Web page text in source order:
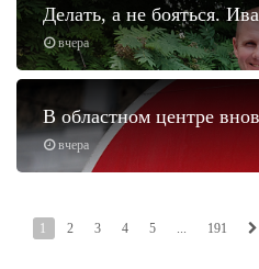
вчера
Делать, а не бояться.
вчера
В областном центре
1 2 3 4 5 ... 191